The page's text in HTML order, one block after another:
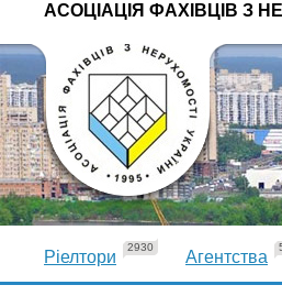
АСОЦІАЦІЯ ФАХІВЦІВ З
Ріелтори
2930
Агентства